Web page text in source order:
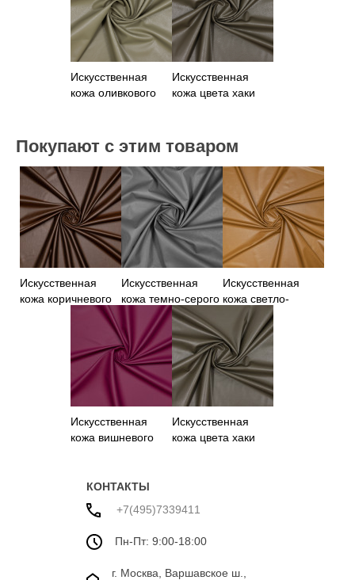
Искусственная
кожа оливкового
Искусственная
кожа цвета хаки
Покупают с этим товаром
Искусственная
кожа коричневого
Искусственная
кожа темно-серого
цвета на вискозе
Искусственная
кожа светло-
коричневого цвета
Искусственная
кожа вишневого
Искусственная
кожа цвета хаки
КОНТАКТЫ
+7(495)7339411
Пн-Пт: 9:00-18:00
г. Москва, Варшавское ш.,